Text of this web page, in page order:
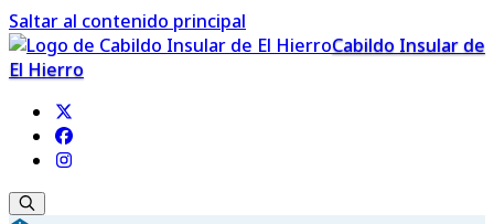
Saltar al contenido principal
Cabildo Insular de
El Hierro